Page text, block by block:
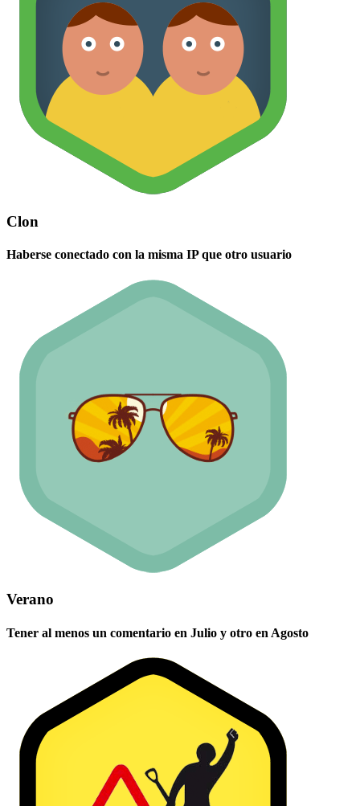
Clon
Haberse conectado con la misma IP que otro usuario
Verano
Tener al menos un comentario en Julio y otro en Agosto